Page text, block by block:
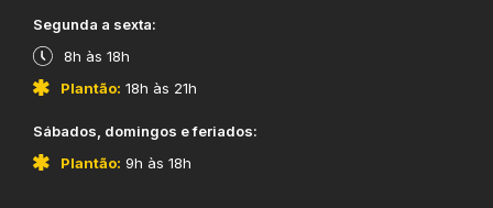
​Segunda a sexta:
8h às 18h
Plantão: 18h às 21h
​Sábados, domingos e feriados:
Plantão: 9h às 18h